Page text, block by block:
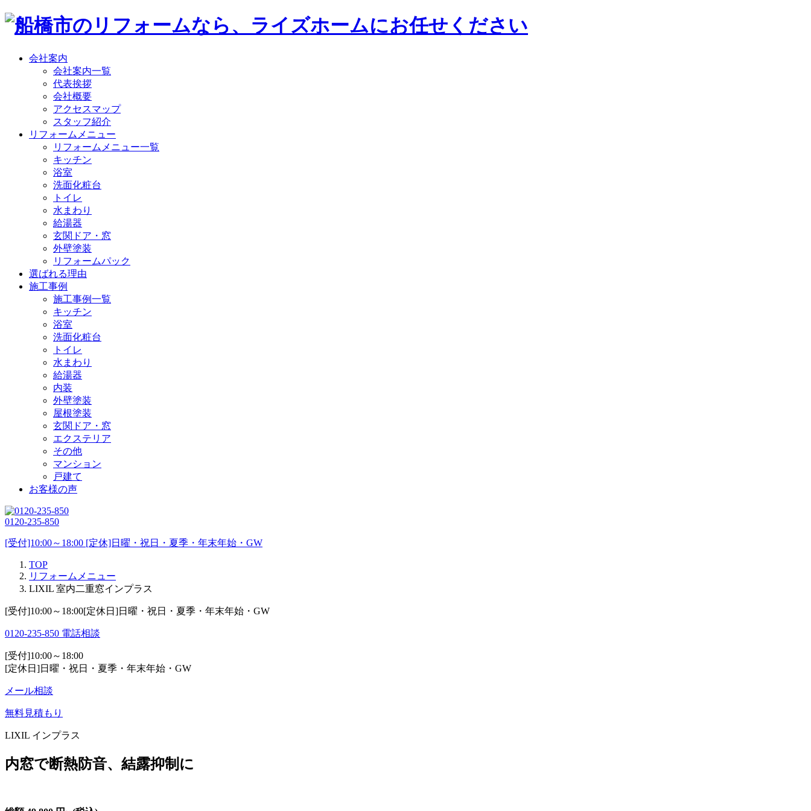
会社案内
会社案内一覧
代表挨拶
会社概要
アクセスマップ
スタッフ紹介
リフォームメニュー
リフォームメニュー一覧
キッチン
浴室
洗面化粧台
トイレ
水まわり
給湯器
玄関ドア・窓
外壁塗装
リフォームパック
選ばれる理由
施工事例
施工事例一覧
キッチン
浴室
洗面化粧台
トイレ
水まわり
給湯器
内装
外壁塗装
屋根塗装
玄関ドア・窓
エクステリア
その他
マンション
戸建て
お客様の声
0120-235-850
[受付]10:00～18:00 [定休]日曜・祝日・夏季・年末年始・GW
TOP
リフォームメニュー
LIXIL 室内二重窓インプラス
[受付]10:00～18:00[定休日]日曜・祝日・夏季・年末年始・GW
0120-235-850 電話相談
[受付]10:00～18:00
[定休日]日曜・祝日・夏季・年末年始・GW
メール相談
無料見積もり
LIXIL インプラス
内窓で断熱防音、結露抑制に